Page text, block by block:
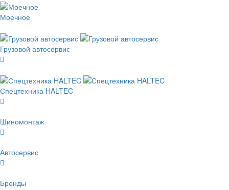
Моечное
Грузовой автосервис
Спецтехника HALTEC
Шиномонтаж
Автосервис
Бренды